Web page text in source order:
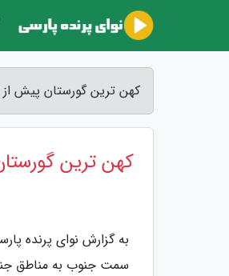
کهن ترین گورستان پیش از
کهن ترین
سمت جنوب به مناطق